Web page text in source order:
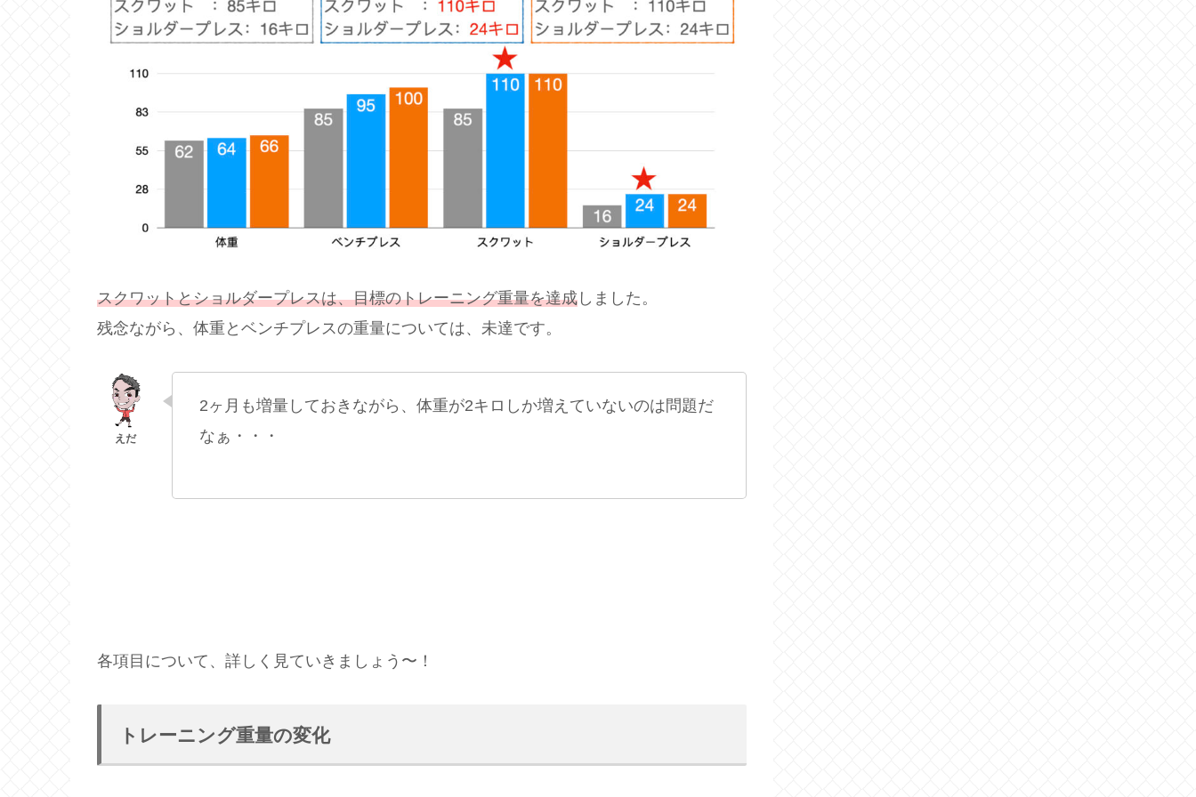
スクワットとショルダープレスは、目標のトレーニング重量を達成 しました。
残念ながら、体重とベンチプレスの重量については、未達です。
2ヶ月も増量しておきながら、体重が2キロしか増えていないのは問題だ
なぁ・・・
各項目について、詳しく見ていきましょう〜！
トレーニング重量の変化